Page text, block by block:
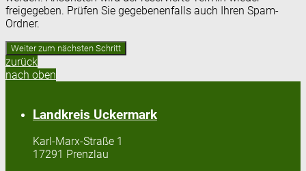
freigegeben. Prüfen Sie gegebenenfalls auch Ihren Spam-
Ordner.
zurück
nach oben
Landkreis Uckermark
Karl-Marx-Straße 1
17291 Prenzlau